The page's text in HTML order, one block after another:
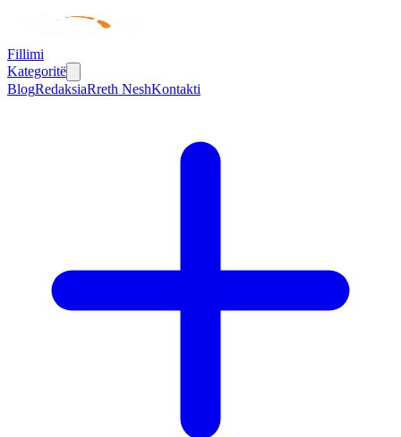
Fillimi
Kategoritë
BlogRedaksiaRreth NeshKontakti